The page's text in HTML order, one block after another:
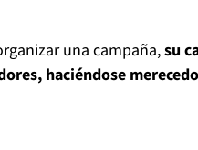
una campaña,su
haciéndose